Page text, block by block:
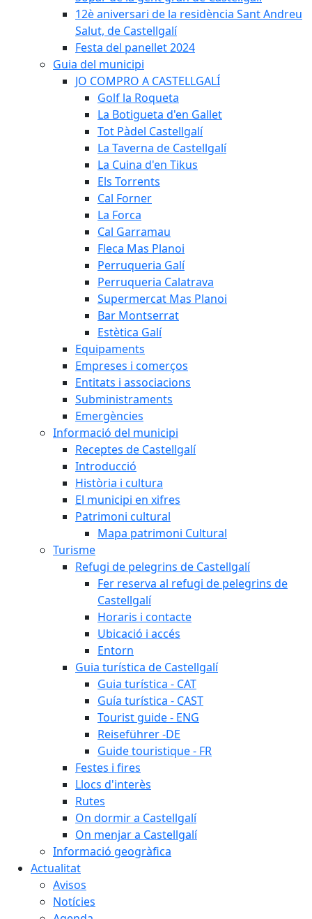
12è aniversari de la residència Sant Andreu
Salut, de Castellgalí
Festa del panellet 2024
Guia del municipi
JO COMPRO A CASTELLGALÍ
Golf la Roqueta
La Botigueta d'en Gallet
Tot Pàdel Castellgalí
La Taverna de Castellgalí
La Cuina d'en Tikus
Els Torrents
Cal Forner
La Forca
Cal Garramau
Fleca Mas Planoi
Perruqueria Galí
Perruqueria Calatrava
Supermercat Mas Planoi
Bar Montserrat
Estètica Galí
Equipaments
Empreses i comerços
Entitats i associacions
Subministraments
Emergències
Informació del municipi
Receptes de Castellgalí
Introducció
Història i cultura
El municipi en xifres
Patrimoni cultural
Mapa patrimoni Cultural
Turisme
Refugi de pelegrins de Castellgalí
Fer reserva al refugi de pelegrins de
Castellgalí
Horaris i contacte
Ubicació i accés
Entorn
Guia turística de Castellgalí
Guia turística - CAT
Guía turística - CAST
Tourist guide - ENG
Reiseführer -DE
Guide touristique - FR
Festes i fires
Llocs d'interès
Rutes
On dormir a Castellgalí
On menjar a Castellgalí
Informació geogràfica
Actualitat
Avisos
Notícies